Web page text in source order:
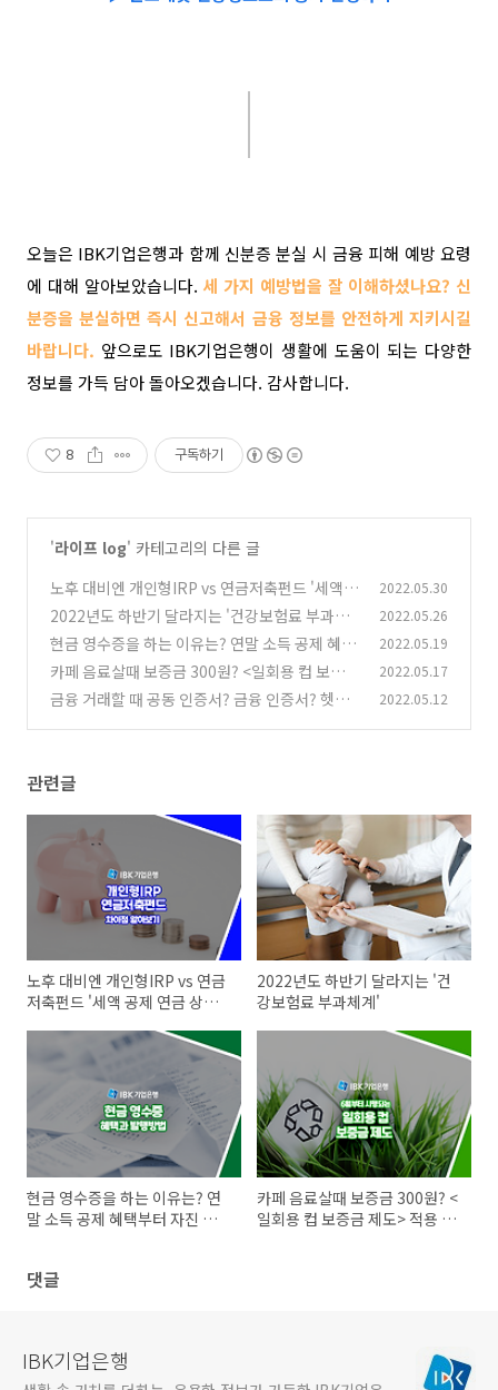
오늘은 IBK기업은행과 함께 신분증 분실 시 금융 피해 예방 요령
에 대해 알아보았습니다. 세 가지 예방법을 잘 이해하셨나요? 신
분증을 분실하면 즉시 신고해서 금융 정보를 안전하게 지키시길
바랍니다. 앞으로도 IBK기업은행이 생활에 도움이 되는 다양한
정보를 가득 담아 돌아오겠습니다. 감사합니다.
8 구독하기
'라이프 log' 카테고리의 다른 글
노후 대비엔 개인형IRP vs 연금저축펀드 '세액
공제 연금 상품' 차이점
(0)
2022.05.30
2022년도 하반기 달라지는 '건강보험료 부과체
계' (1)
2022.05.26
현금 영수증을 하는 이유는? 연말 소득 공제 혜택
부터 자진 발급 방법까지 총정리!
(0)
2022.05.19
카페 음료살때 보증금 300원? <일회용 컵 보증금
제도> 적용 브랜드, 환급방법 정리 !
(0)
2022.05.17
금융 거래할 때 공동 인증서? 금융 인증서? 헷갈
2022.05.12
관련글
노후 대비엔 개인형IRP vs 연금
저축펀드 '세액 공제 연금 상품'
2022년도 하반기 달라지는 '건
강보험료 부과체계'
현금 영수증을 하는 이유는? 연
말 소득 공제 혜택부터 자진 발
카페 음료살때 보증금 300원? <
일회용 컵 보증금 제도> 적용 브
댓글
IBK기업은행